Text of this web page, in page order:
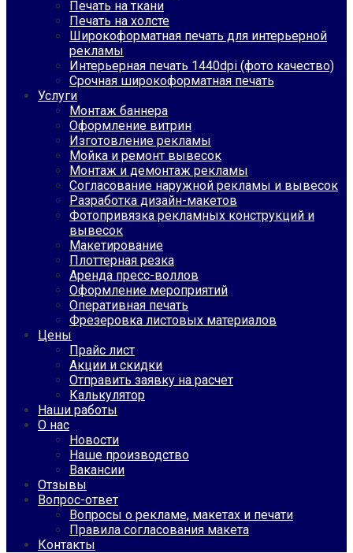
Печать на ткани
Печать на холсте
Широкоформатная печать для интерьерной
рекламы
Интерьерная печать 1440dpi (фото качество)
Срочная широкоформатная печать
Услуги
Монтаж баннера
Оформление витрин
Изготовление рекламы
Мойка и ремонт вывесок
Монтаж и демонтаж рекламы
Согласование наружной рекламы и вывесок
Разработка дизайн-макетов
Фотопривязка рекламных конструкций и
вывесок
Макетирование
Плоттерная резка
Аренда пресс-воллов
Оформление мероприятий
Оперативная печать
Фрезеровка листовых материалов
Цены
Прайс лист
Акции и скидки
Отправить заявку на расчет
Калькулятор
Наши работы
О нас
Новости
Наше производство
Вакансии
Отзывы
Вопрос-ответ
Вопросы о рекламе, макетах и печати
Правила согласования макета
Контакты